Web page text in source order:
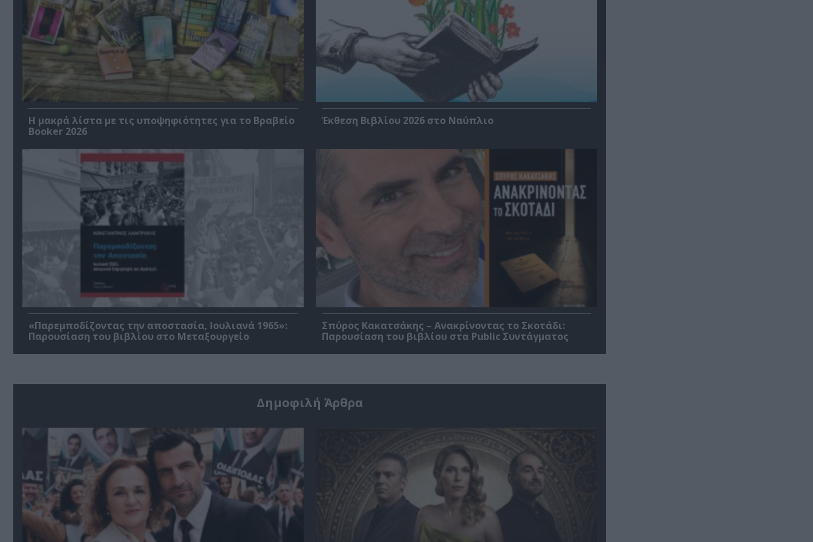
Η μακρά λίστα με τις υποψηφιότητες για το Βραβείο
Booker 2026
Έκθεση Βιβλίου 2026 στο Ναύπλιο
«Παρεμποδίζοντας την αποστασία, Ιουλιανά 1965»:
Παρουσίαση του βιβλίου στο Μεταξουργείο
Σπύρος Κακατσάκης – Ανακρίνοντας το Σκοτάδι:
Παρουσίαση του βιβλίου στα Public Συντάγματος
Δημοφιλή Άρθρα